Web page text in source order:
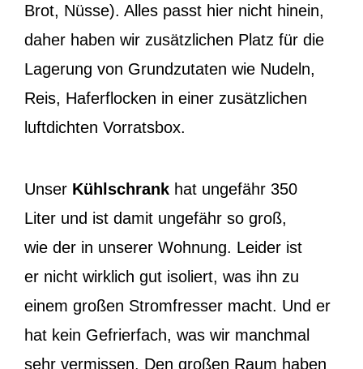
Brot, Nüsse). Alles passt hier nicht hinein,
daher haben wir zusätzlichen Platz für die
Lagerung von Grundzutaten wie Nudeln,
Reis, Haferflocken in einer zusätzlichen
luftdichten Vorratsbox.
Unser Kühlschrankhat ungefähr 350
Liter und ist damit ungefähr so groß,
wie der in unserer Wohnung. Leider ist
er nicht wirklich gut isoliert, was ihn zu
einem großen Stromfresser macht. Und er
hat kein Gefrierfach, was wir manchmal
sehr vermissen. Den großen Raum haben